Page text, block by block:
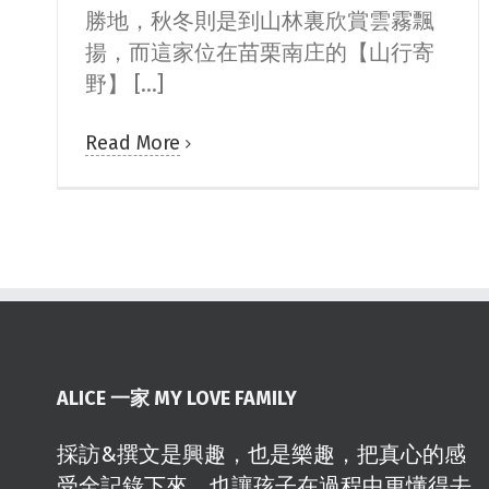
勝地，秋冬則是到山林裏欣賞雲霧飄
揚，而這家位在苗栗南庄的【山行寄
野】 [...]
Read More
ALICE 一家 MY LOVE FAMILY
採訪&撰文是興趣，也是樂趣，把真心的感